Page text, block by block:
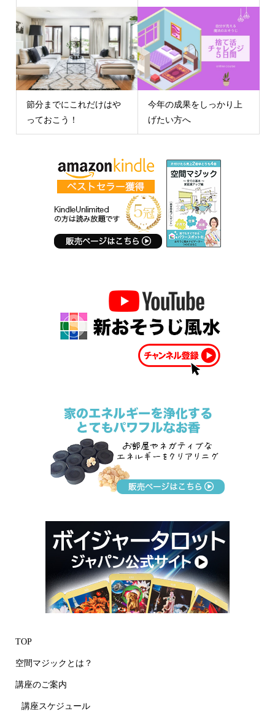
節分までにこれだけはや
っておこう！
今年の成果をしっかり上
げたい方へ
TOP
空間マジックとは？
講座のご案内
講座スケジュール